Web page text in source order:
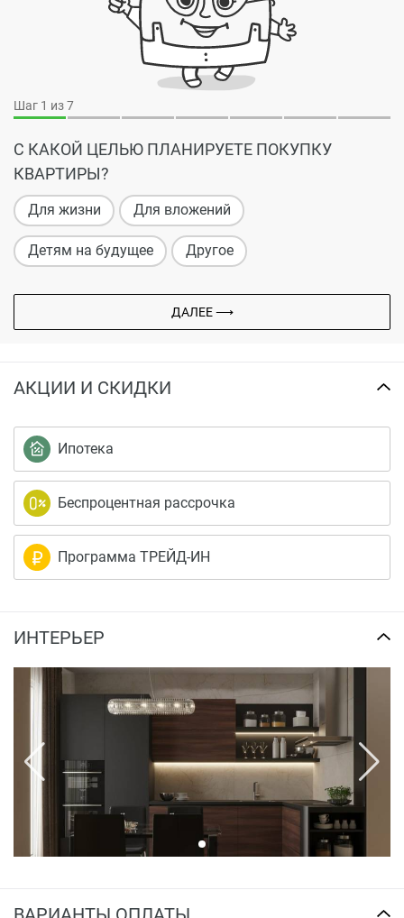
Шаг 1 из 7
С КАКОЙ ЦЕЛЬЮ ПЛАНИРУЕТЕ ПОКУПКУ
КВАРТИРЫ?
Для жизни Для вложений
Детям на будущее Другое
ДАЛЕЕ ⟶
АКЦИИ И СКИДКИ
Ипотека
Беспроцентная рассрочка
Программа ТРЕЙД-ИН
ИНТЕРЬЕР